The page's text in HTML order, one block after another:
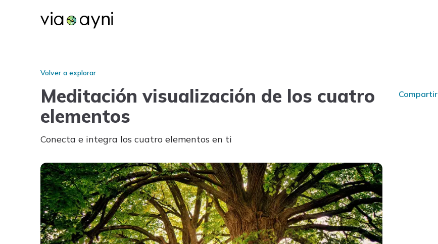
Volver a explorar
Meditación visualización de los cuatro
elementos
Conecta e integra los cuatro elementos en ti
Compartir